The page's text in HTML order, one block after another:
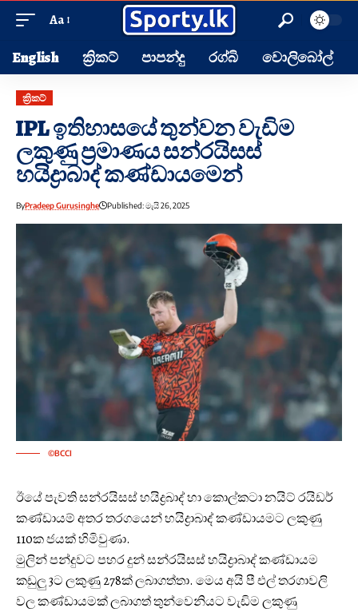
Aa
English ක්‍රිකට් පාපන්දු රග්බි වොලිබෝල්
ක්‍රිකට්
IPL ඉතිහාසයේ තුන්වන වැඩිම
ලකුණු ප්‍රමාණය සන්රයිසස්
හයිද්‍රාබාද් කණ්ඩායමෙන්
ByPradeep Gurusinghe Published: මැයි 26, 2025
©BCCI
ඊයේ පැවති සන්රයිසස් හයිද්‍රබාද් හා කොල්කටා නයිට් රයිඩර්
කණ්ඩායම් අතර තරගයෙන් හයිද්‍රාබාද් කණ්ඩායමට ලකුණු
110ක ජයක් හිමිවුණා.
මුලින් පන්දුවට පහර දුන් සන්රයිසස් හයිද්‍රාබාද් කණ්ඩායම
කඩුලු 3ට ලකුණු 278ක් ලබාගත්තා. මෙය අයි පී එල් තරගාවලි
වල කණ්ඩායමක් ලබාගත් තුන්වෙනියට වැඩිම ලකුණු